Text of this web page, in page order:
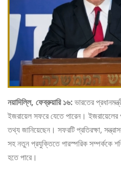
নয়াদিল্লি, ফেব্রুয়ারি ১৬:ভারতের
ইজরায়েল সফরে যেতে পারেন। ইজরায়েলের
তথ্য জানিয়েছেন। সফরটি প্রতিরক্ষা,
সহ নতুন প্রযুক্তিতে পারস্পরিক সম্পর্ককে
হতে পারে।